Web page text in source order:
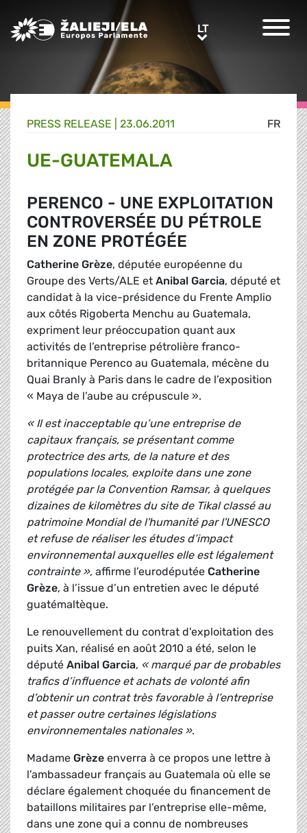
Greens/EFA Home LTLT
FR
PRESS RELEASE | 23.06.2011
UE-GUATEMALA
PERENCO - UNE EXPLOITATION
CONTROVERSÉE DU PÉTROLE
EN ZONE PROTÉGÉE
Catherine Grèze, députée européenne du
Groupe des Verts/ALE et Anibal Garcia, député et
candidat à la vice-présidence du Frente Amplio
aux côtés Rigoberta Menchu au Guatemala,
expriment leur préoccupation quant aux
activités de l’entreprise pétrolière franco-
britannique Perenco au Guatemala, mécène du
Quai Branly à Paris dans le cadre de l’exposition
« Maya de l’aube au crépuscule ».
« Il est inacceptable qu’une entreprise de
capitaux français, se présentant comme
protectrice des arts, de la nature et des
populations locales, exploite dans une zone
protégée par la Convention Ramsar, à quelques
dizaines de kilomètres du site de Tikal classé au
patrimoine Mondial de l'humanité par l'UNESCO
et refuse de réaliser les études d’impact
environnemental auxquelles elle est légalement
contrainte », affirme l’eurodéputée Catherine
Grèze, à l’issue d’un entretien avec le député
guatémaltèque.
Le renouvellement du contrat d'exploitation des
puits Xan, réalisé en août 2010 a été, selon le
député Anibal Garcia, « marqué par de probables
trafics d’influence et achats de volonté afin
d’obtenir un contrat très favorable à l’entreprise
et passer outre certaines législations
environnementales nationales ».
Madame Grèze enverra à ce propos une lettre à
l’ambassadeur français au Guatemala où elle se
déclare également choquée du financement de
bataillons militaires par l’entreprise elle-même,
dans une zone qui a connu de nombreuses